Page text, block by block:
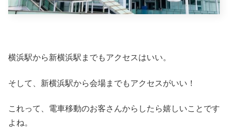
横浜駅から新横浜駅までもアクセスはいい。
そして、新横浜駅から会場までもアクセスがいい！
これって、電車移動のお客さんからしたら嬉しいことです
よね。